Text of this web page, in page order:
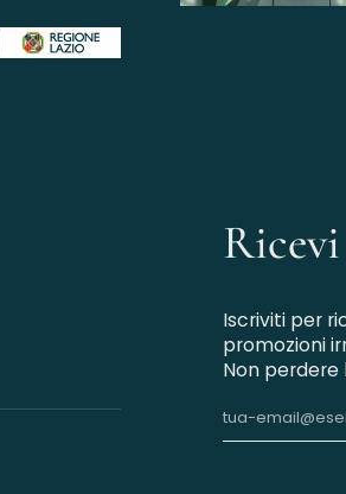
Iscriviti per
promozioni
Non